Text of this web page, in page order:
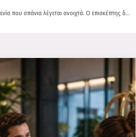
που σπάνια λέγεται ανοιχτά. Ο επισκέπτης δεν